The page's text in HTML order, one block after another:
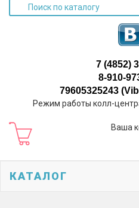
7 (4852)
8-910-
79605325243
Режим работы колл-
Ваша
КАТАЛОГ